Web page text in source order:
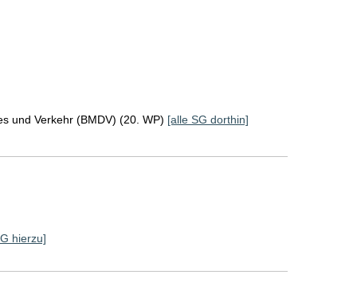
und Verkehr (BMDV) (20. WP) [alle SG dorthin]
hierzu]